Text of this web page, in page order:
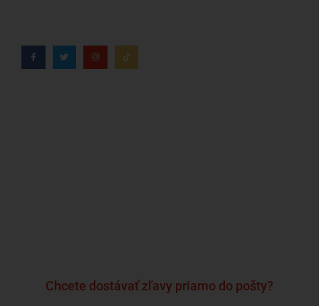
Chcete dostávať zľavy priamo do pošty?